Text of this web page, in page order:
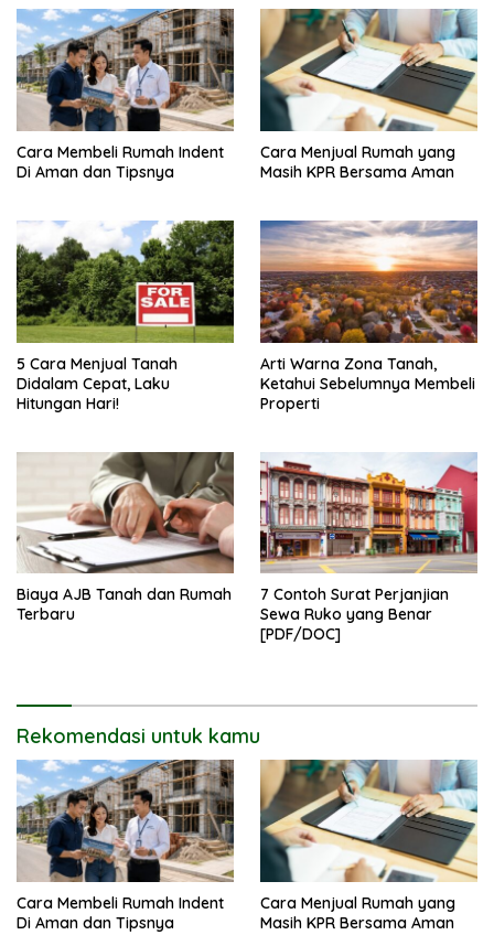
Cara Membeli Rumah Indent
Di Aman dan Tipsnya
Cara Menjual Rumah yang
Masih KPR Bersama Aman
5 Cara Menjual Tanah
Didalam Cepat, Laku
Hitungan Hari!
Arti Warna Zona Tanah,
Ketahui Sebelumnya Membeli
Properti
Biaya AJB Tanah dan Rumah
Terbaru
7 Contoh Surat Perjanjian
Sewa Ruko yang Benar
[PDF/DOC]
Rekomendasi untuk kamu
Cara Membeli Rumah Indent
Di Aman dan Tipsnya
Cara Menjual Rumah yang
Masih KPR Bersama Aman